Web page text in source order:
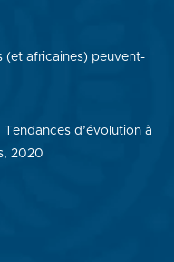
(et africaines) peuvent-
d’évolution à
2020